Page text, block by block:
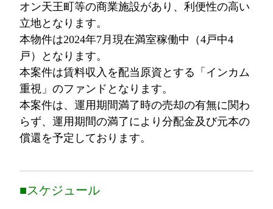
オン天王町等の商業施設があり、利便性の高い
立地となります。
本物件は2024年7月現在満室稼働中（4戸中4
戸）となります。
本案件は賃料収入を配当原資とする「インカム
重視」のファンドとなります。
本案件は、運用期間満了時の売却の有無に関わ
らず、運用期間の満了により分配金及び元本の
償還を予定しております。
■スケジュール